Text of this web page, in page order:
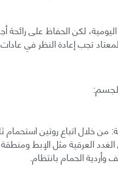
لكن الحفاظ على رائحة
تجب إعادة النظر في
خلال اتباع روتين استحمام
العرقية مثل الإبط
وأردية الحمام بانتظام.